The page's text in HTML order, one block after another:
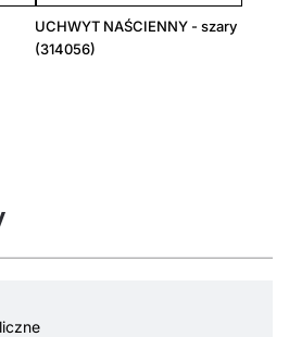
UCHWYT NAŚCIENNY - szary
(314056)